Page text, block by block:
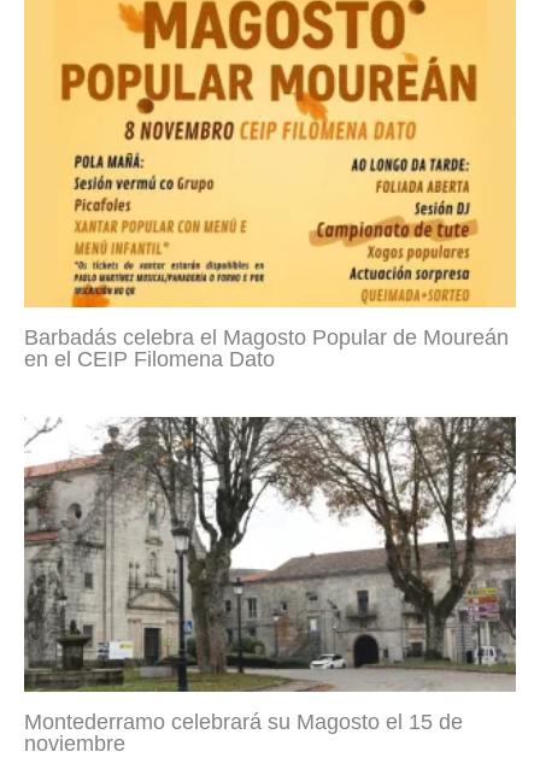
Barbadás celebra el Magosto Popular de Moureán
en el CEIP Filomena Dato
Montederramo celebrará su Magosto el 15 de
noviembre